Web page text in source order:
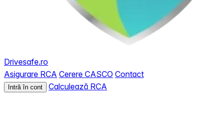
Drivesafe.ro
Asigurare RCA Cerere CASCO Contact
Intră în cont Calculează RCA